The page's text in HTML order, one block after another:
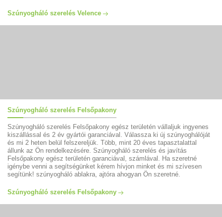
Szúnyogháló szerelés Velence
Szúnyogháló szerelés Felsőpakony
Szúnyogháló szerelés Felsőpakony egész területén vállaljuk ingyenes
kiszállással és 2 év gyártói garanciával. Válassza ki új szúnyoghálóját
és mi 2 heten belül felszereljük. Több, mint 20 éves tapasztalattal
állunk az Ön rendelkezésére. Szúnyogháló szerelés és javítás
Felsőpakony egész területén garanciával, számlával. Ha szeretné
igénybe venni a segítségünket kérem hívjon minket és mi szívesen
segítünk! szúnyogháló ablakra, ajtóra ahogyan Ön szeretné.
Szúnyogháló szerelés Felsőpakony